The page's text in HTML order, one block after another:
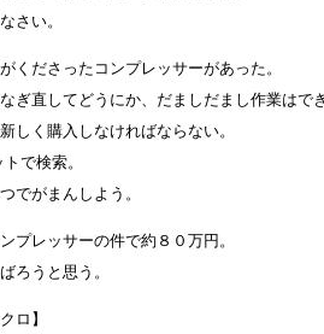
さい。
くださったコンプレッサーがあった。
ぎ直してどうにか、だましだまし作業はで
しく購入しなければならない。
で検索。
でがまんしよう。
プレッサーの件で約８０万円。
ろうと思う。
ロ】